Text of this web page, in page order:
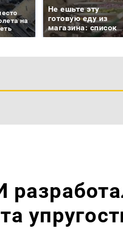
на
Не ешьте эту
готовую еду из
магазина: список